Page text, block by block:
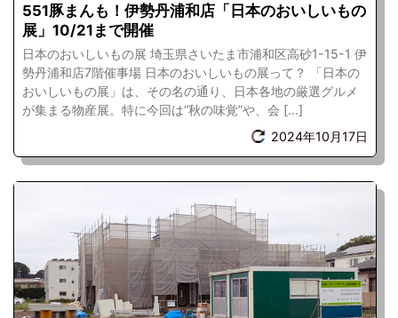
551豚まんも！伊勢丹浦和店「日本のおいしいもの
展」10/21まで開催
日本のおいしいもの展 埼玉県さいたま市浦和区高砂1-15-1 伊
勢丹浦和店7階催事場 日本のおいしいもの展って？ 「日本の
おいしいもの展」は、その名の通り、日本各地の厳選グルメ
が集まる物産展。特に今回は“秋の味覚”や、会 […]
2024年10月17日